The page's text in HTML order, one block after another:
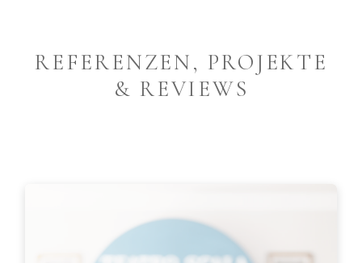
REFERENZEN, PROJEKTE
& REVIEWS